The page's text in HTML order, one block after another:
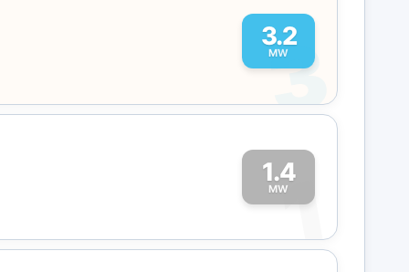
3.2
MW
3
1.4
MW
1